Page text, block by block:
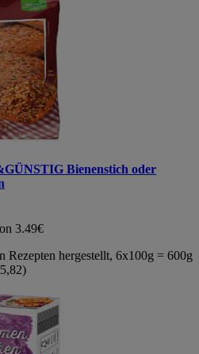
Bienenstich oder
3.49€
Rezepten hergestellt, 6x100g = 600g